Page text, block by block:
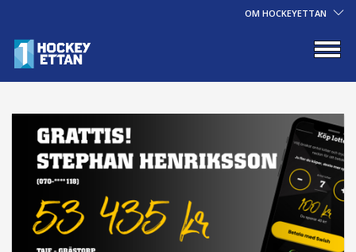
OM HOCKEYETTAN